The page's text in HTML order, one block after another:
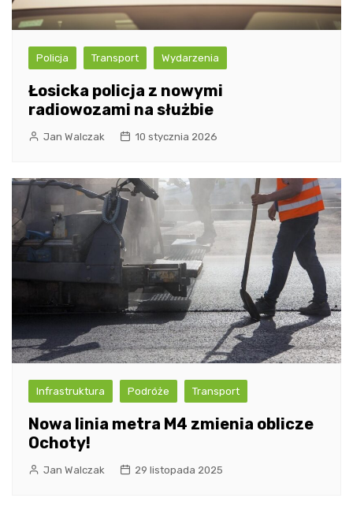
Policja Transport Wydarzenia
Łosicka policja z nowymi
radiowozami na służbie
Jan Walczak 10 stycznia 2026
Infrastruktura Podróże Transport
Nowa linia metra M4 zmienia oblicze
Ochoty!
Jan Walczak 29 listopada 2025